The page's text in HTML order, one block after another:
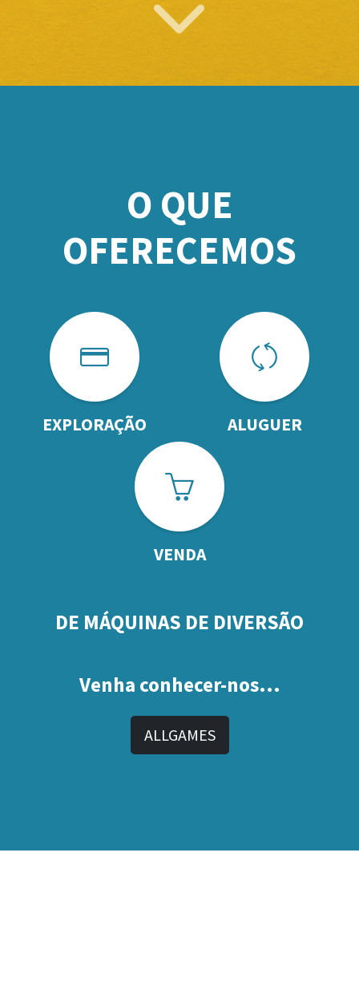
O QUE
OFERECEMOS
EXPLORAÇÃO ALUGUER
VENDA
DE MÁQUINAS DE DIVERSÃO
Venha conhecer-nos...
ALLGAMES